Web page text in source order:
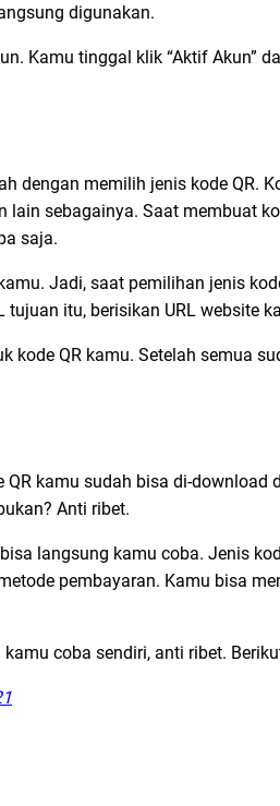
digunakan.
Kamu tinggal klik “Aktif Akun”
dengan memilih jenis kode QR.
sebagainya. Saat membuat
saja.
Jadi, saat pemilihan jenis
itu, berisikan URL website
kode QR kamu. Setelah semua
kamu sudah bisa di-
Anti ribet.
langsung kamu coba. Jenis
pembayaran. Kamu bisa
coba sendiri, anti ribet.